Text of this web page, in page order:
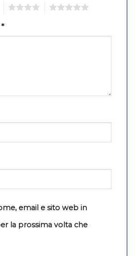
*
email e sito web in
la prossima volta che